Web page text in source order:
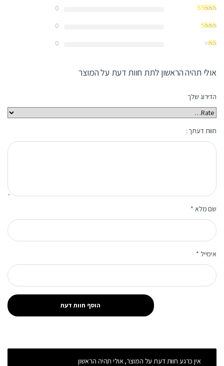
0
0
0
אולי תהיה הראשון לתת חוות דעת על המוצר
הדירוג שלך
חוות דעתך :
שם מלא *
אימייל *
אין כרגע חוות דעת על המוצר, אולי תהיה הראשון